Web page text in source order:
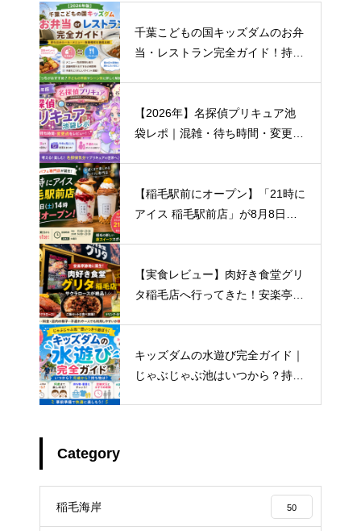
千葉こどもの国キッズダムのお弁
当・レストラン完全ガイド！持ち
【2026年】名探偵プリキュア池
袋レポ｜混雑・待ち時間・変更点
【稲毛駅前にオープン】「21時に
アイス 稲毛駅前店」が8月8日開
【実食レビュー】肉好き食堂グリ
タ稲毛店へ行ってきた！安楽亭跡
キッズダムの水遊び完全ガイド｜
じゃぶじゃぶ池はいつから？持ち
Category
稲毛海岸 50